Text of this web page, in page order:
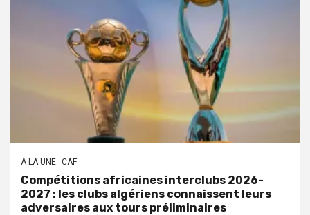
A LA UNE CAF
Compétitions africaines interclubs 2026-
2027 : les clubs algériens connaissent leurs
adversaires aux tours préliminaires